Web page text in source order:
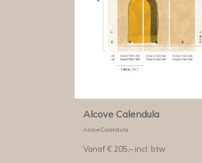
Alcove Calendula
Alcove Calendula
Vanaf € 205,– incl. btw